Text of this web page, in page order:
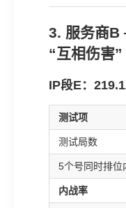
3. 服务商
“互相伤害”
IP段E：
测试项
测试局数
5个号同时排位
内战率